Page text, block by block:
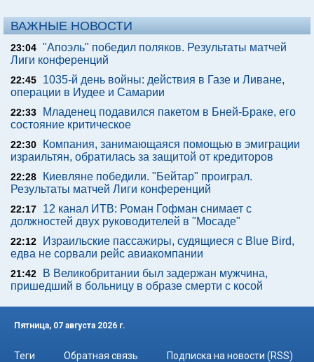
ВАЖНЫЕ НОВОСТИ
23:04 "Апоэль" победил поляков. Результаты матчей
Лиги конференций
22:45
1035-й день войны: действия в Газе и Ливане,
операции в Иудее и Самарии
22:33
Младенец подавился пакетом в Бней-Браке, его
состояние критическое
22:30
Компания, занимающаяся помощью в эмиграции
израильтян, обратилась за защитой от кредиторов
22:28
Киевляне победили. "Бейтар" проиграл.
Результаты матчей Лиги конференций
22:17
12 канал ИТВ: Роман Гофман снимает с
должностей двух руководителей в "Мосаде"
22:12
Израильские пассажиры, судящиеся с Blue Bird,
едва не сорвали рейс авиакомпании
21:42
В Великобритании был задержан мужчина,
пришедший в больницу в образе смерти с косой
Пятница, 07 августа 2026 г.
Теги Обратная связь Подписка на новости (RSS)